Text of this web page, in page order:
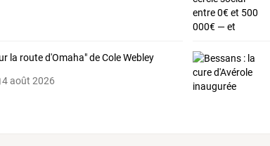
la route d'Omaha" de Cole Webley
4 août 2026